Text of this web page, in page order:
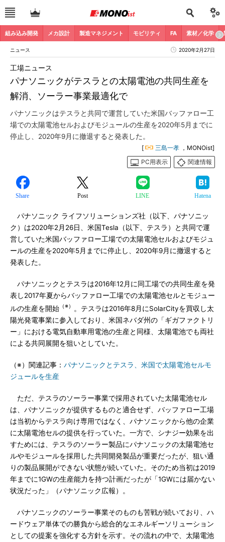
組み込み開発 メカ設計 製造マネジメント モビリティ FA 素材／化学
ニュース 2020年2月27日
パナソニックがテスラとの太陽電池の共同生産を
解消、ソーラー事業最適化で
工場ニュース
パナソニックはテスラと共同で運営していた米国バッファロー工
場での太陽電池セルおよびモジュールの生産を2020年5月までに
停止し、2020年9月に撤退すると発表した。
[ 三島一孝 ，MONOist]
PC用表示
関連情報
Share Post LINE Hatena
パナソニック ライフソリューションズ社（以下、パナソニッ
ク）は2020年2月26日、米国Tesla（以下、テスラ）と共同で運
営していた米国バッファロー工場での太陽電池セルおよびモジュ
ールの生産を2020年5月までに停止し、2020年9月に撤退すると
発表した。
パナソニックとテスラは2016年12月に同工場での共同生産を発
表し2017年夏からバッファロー工場での太陽電池セルとモジュー
ルの生産を開始 （※）
。テスラは2016年8月にSolarCityを買収し太
陽光発電事業に参入しており、米国ネバダ州の「ギガファクトリ
ー」における電気自動車用電池の生産と同様、太陽電池でも両社
による共同展開を狙いとしていた。
（※）関連記事： パナソニックとテスラ、米国で太陽電池セルモ
ジュールを生産
ただ、テスラのソーラー事業で採用されていた太陽電池セル
は、パナソニックが提供するものと適合せず、バッファロー工場
は当初からテスラ向け専用ではなく、パナソニックから他の企業
に太陽電池セルの提供を行っていた。一方で、シナジー効果を出
すためには、テスラのソーラー製品にパナソニックの太陽電池セ
ルやモジュールを採用した共同開発製品が重要だったが、狙い通
りの製品展開ができない状態が続いていた。そのため当初は2019
年までに1GWの生産能力を持つ計画だったが「1GWには届かない
状況だった」（パナソニック広報）。
パナソニックのソーラー事業そのものも苦戦が続いており、ハ
ードウェア単体での勝負から総合的なエネルギーソリューション
としての提案を強化する方針を示す。その流れの中で、太陽電池